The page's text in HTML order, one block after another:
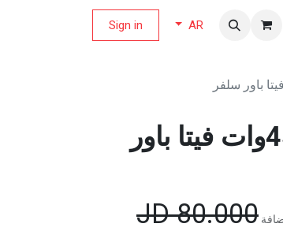
AR
Sign in
بوش خلاط رياضي 450وات فيتا باور
80.000
JD